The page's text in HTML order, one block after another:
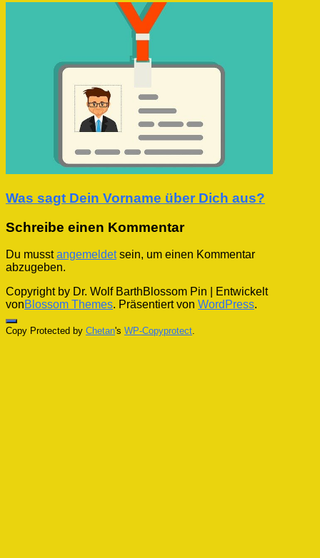
Was sagt Dein Vorname über Dich aus?
Schreibe einen Kommentar
Du musstangemeldetsein, um einen Kommentar
abzugeben.
Copyright by Dr. Wolf BarthBlossom Pin | Entwickelt
vonBlossom Themes. Präsentiert von WordPress.
Copy Protected by Chetan's WP-Copyprotect.